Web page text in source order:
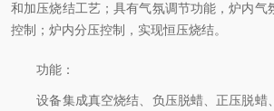
和加压烧结工艺；具有气氛调节功能，炉内气
控制；炉内分压控制，实现恒压烧结。
功能：
设备集成真空烧结、负压脱蜡、正压脱蜡